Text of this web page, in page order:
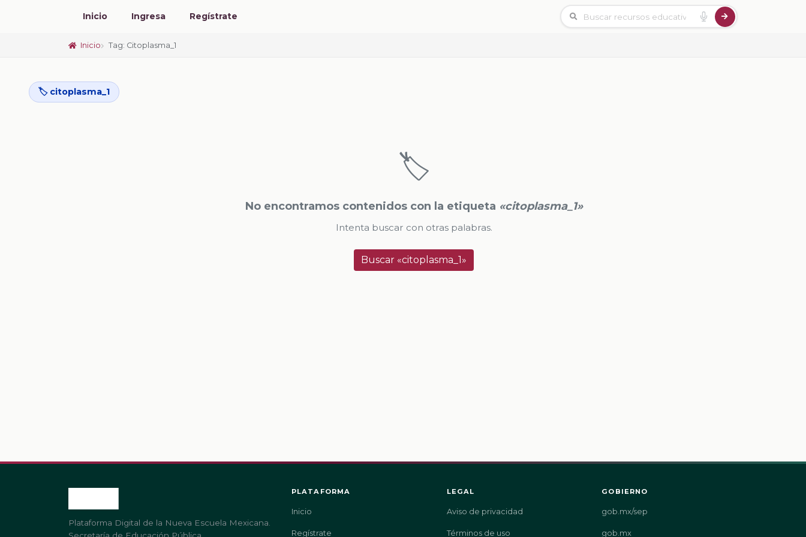
Inicio Ingresa Regístrate
Inicio Tag: Citoplasma_1
🏷️ citoplasma_1
🏷️
No encontramos contenidos con la etiqueta «citoplasma_1»
Intenta buscar con otras palabras.
Buscar «citoplasma_1»
Plataforma Digital de la Nueva Escuela Mexicana.
PLATAFORMA
Inicio
Regístrate
LEGAL
Aviso de privacidad
Términos de uso
GOBIERNO
gob.mx/sep
gob.mx